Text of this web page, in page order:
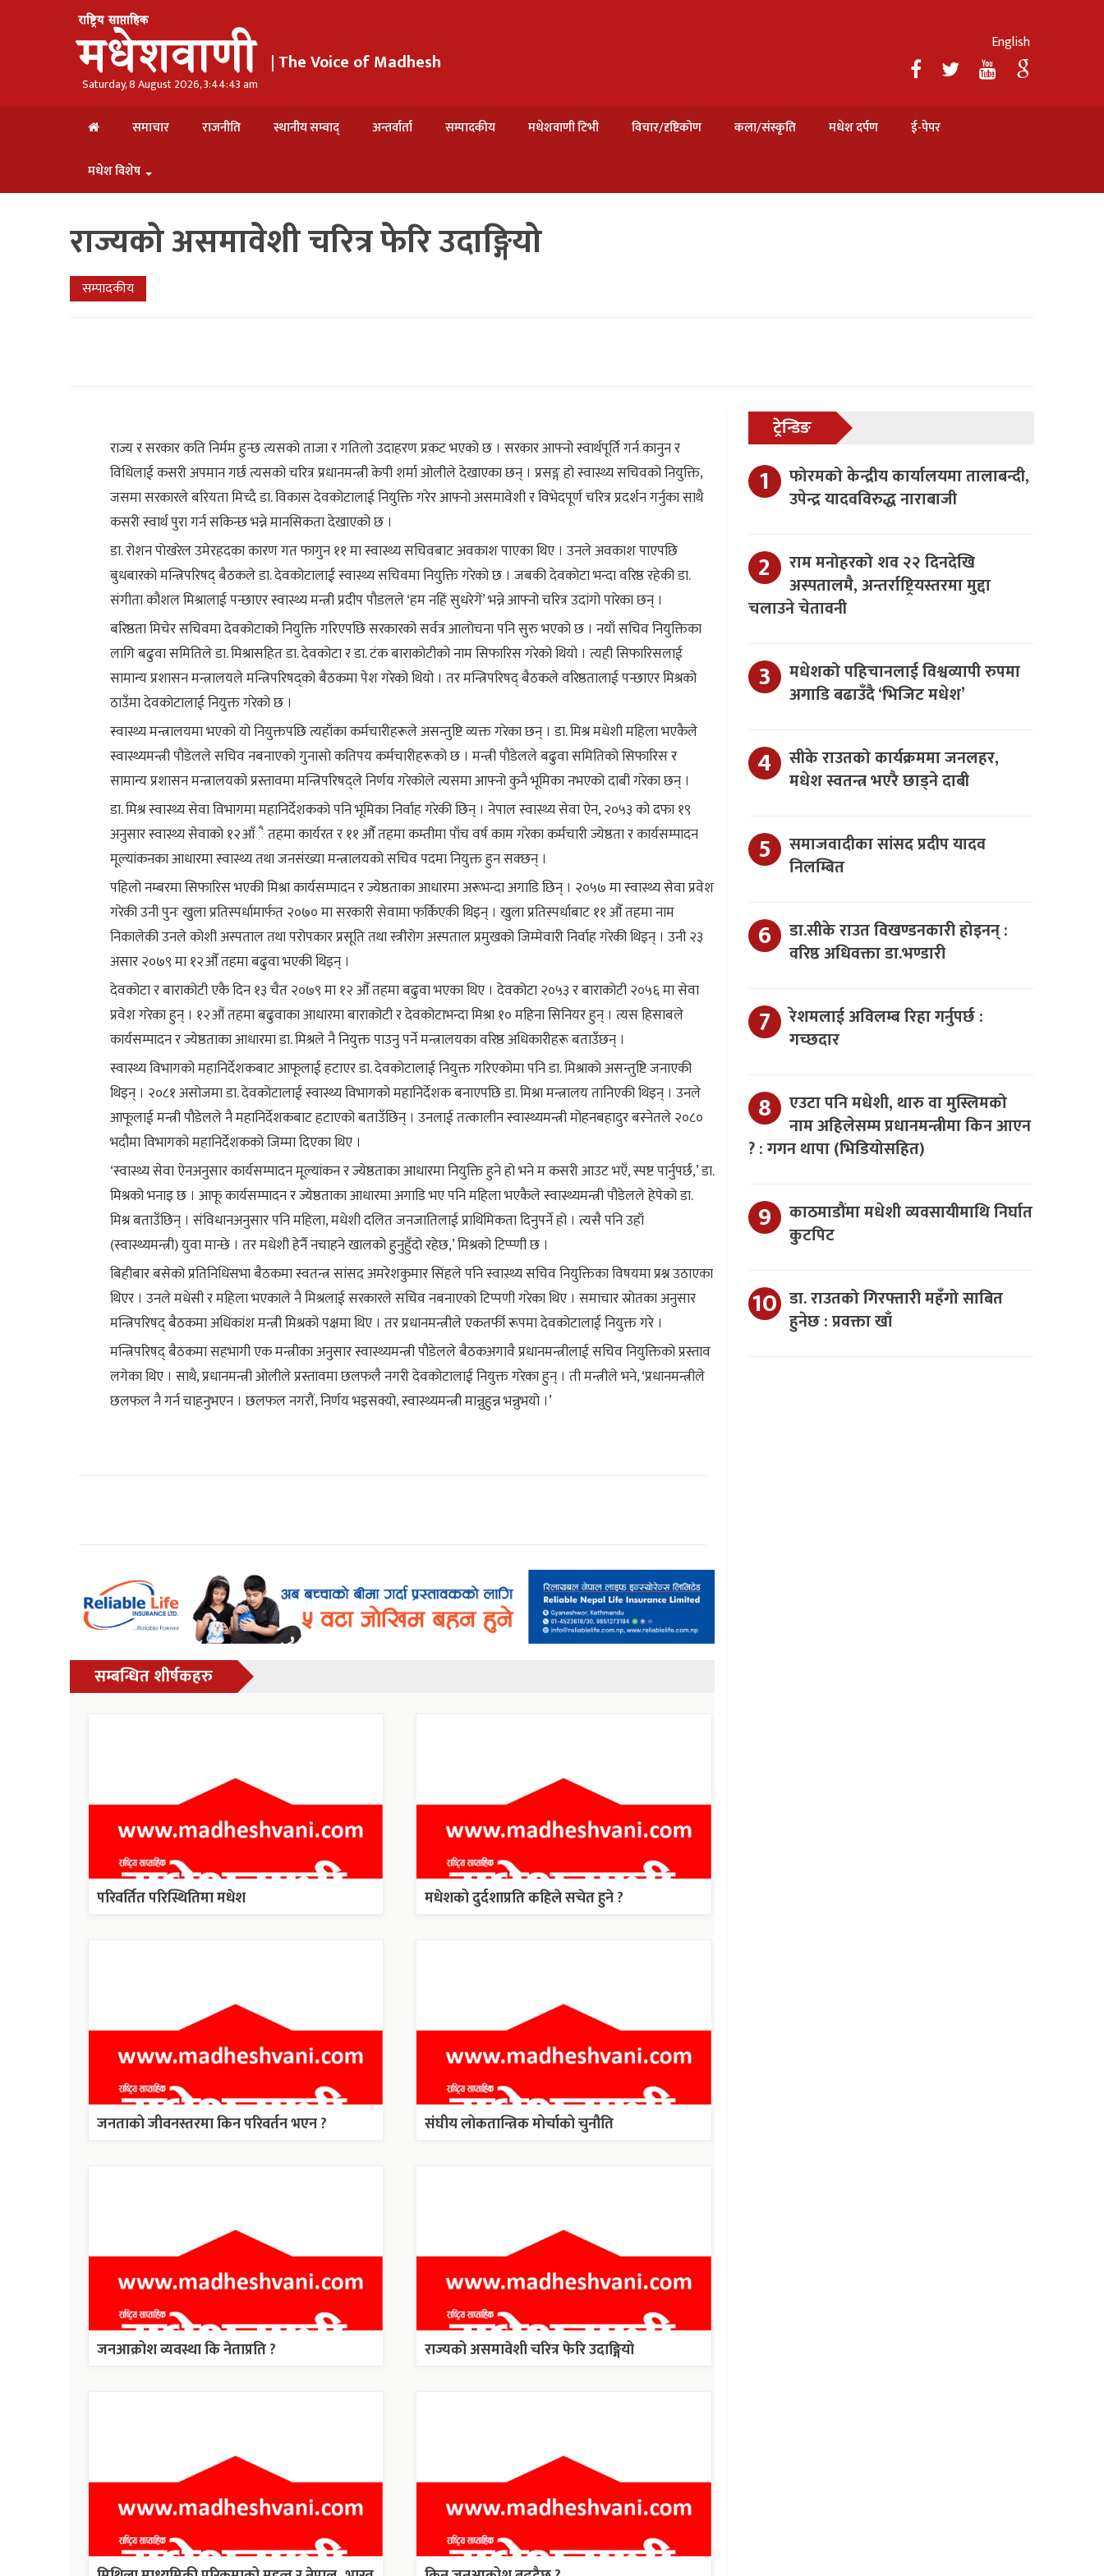
| The Voice of Madhesh
Saturday, 8 August 2026, 3:44:43 am
English
समाचार राजनीति स्थानीय सम्वाद् अन्तर्वार्ता सम्पादकीय मधेशवाणी टिभी विचार/दृष्टिकोण कला/संस्कृति मधेश दर्पण ई-पेपर
मधेश विशेष
राज्यको असमावेशी चरित्र फेरि उदाङ्गियो
सम्पादकीय
राज्य र सरकार कति निर्मम हुन्छ त्यसको ताजा र गतिलो उदाहरण प्रकट भएको छ । सरकार आफ्नो स्वार्थपूर्ति गर्न कानुन र
विधिलाई कसरी अपमान गर्छ त्यसको चरित्र प्रधानमन्त्री केपी शर्मा ओलीले देखाएका छन् । प्रसङ्ग हो स्वास्थ्य सचिवको नियुक्ति,
जसमा सरकारले बरियता मिच्दै डा. विकास देवकोटालाई नियुक्ति गरेर आफ्नो असमावेशी र विभेदपूर्ण चरित्र प्रदर्शन गर्नुका साथै
कसरी स्वार्थ पुरा गर्न सकिन्छ भन्ने मानसिकता देखाएको छ ।
डा. रोशन पोखरेल उमेरहदका कारण गत फागुन ११ मा स्वास्थ्य सचिवबाट अवकाश पाएका थिए । उनले अवकाश पाएपछि
बुधबारको मन्त्रिपरिषद् बैठकले डा. देवकोटालाई स्वास्थ्य सचिवमा नियुक्ति गरेको छ । जबकी देवकोटा भन्दा वरिष्ठ रहेकी डा.
संगीता कौशल मिश्रालाई पन्छाएर स्वास्थ्य मन्त्री प्रदीप पौडलले ‘हम नहिं सुधरेगें’ भन्ने आफ्नो चरित्र उदांगो पारेका छन् ।
बरिष्ठता मिचेर सचिवमा देवकोटाको नियुक्ति गरिएपछि सरकारको सर्वत्र आलोचना पनि सुरु भएको छ । नयाँ सचिव नियुक्तिका
लागि बढुवा समितिले डा. मिश्रासहित डा. देवकोटा र डा. टंक बाराकोटीको नाम सिफारिस गरेको थियो । त्यही सिफारिसलाई
सामान्य प्रशासन मन्त्रालयले मन्त्रिपरिषद्को बैठकमा पेश गरेको थियो । तर मन्त्रिपरिषद् बैठकले वरिष्ठतालाई पन्छाएर मिश्रको
ठाउँमा देवकोटालाई नियुक्त गरेको छ ।
स्वास्थ्य मन्त्रालयमा भएको यो नियुक्तपछि त्यहाँका कर्मचारीहरूले असन्तुष्टि व्यक्त गरेका छन् । डा. मिश्र मधेशी महिला भएकैले
स्वास्थ्यमन्त्री पौडेलले सचिव नबनाएको गुनासो कतिपय कर्मचारीहरूको छ । मन्त्री पौडेलले बढुवा समितिको सिफारिस र
सामान्य प्रशासन मन्त्रालयको प्रस्तावमा मन्त्रिपरिषद्ले निर्णय गरेकोले त्यसमा आफ्नो कुनै भूमिका नभएको दाबी गरेका छन् ।
डा. मिश्र स्वास्थ्य सेवा विभागमा महानिर्देशकको पनि भूमिका निर्वाह गरेकी छिन् । नेपाल स्वास्थ्य सेवा ऐन, २०५३ को दफा १९
अनुसार स्वास्थ्य सेवाको १२आँै तहमा कार्यरत र ११ औँ तहमा कम्तीमा पाँच वर्ष काम गरेका कर्मचारी ज्येष्ठता र कार्यसम्पादन
मूल्यांकनका आधारमा स्वास्थ्य तथा जनसंख्या मन्त्रालयको सचिव पदमा नियुक्त हुन सक्छन् ।
पहिलो नम्बरमा सिफारिस भएकी मिश्रा कार्यसम्पादन र ज्येष्ठताका आधारमा अरूभन्दा अगाडि छिन् । २०५७ मा स्वास्थ्य सेवा प्रवेश
गरेकी उनी पुनः खुला प्रतिस्पर्धामार्फत २०७० मा सरकारी सेवामा फर्किएकी थिइन् । खुला प्रतिस्पर्धाबाट ११ औँ तहमा नाम
निकालेकी उनले कोशी अस्पताल तथा परोपकार प्रसूति तथा स्त्रीरोग अस्पताल प्रमुखको जिम्मेवारी निर्वाह गरेकी थिइन् । उनी २३
असार २०७९ मा १२औँ तहमा बढुवा भएकी थिइन् ।
देवकोटा र बाराकोटी एकै दिन १३ चैत २०७९ मा १२ औँ तहमा बढुवा भएका थिए । देवकोटा २०५३ र बाराकोटी २०५६ मा सेवा
प्रवेश गरेका हुन् । १२औं तहमा बढुवाका आधारमा बाराकोटी र देवकोटाभन्दा मिश्रा १० महिना सिनियर हुन् । त्यस हिसाबले
कार्यसम्पादन र ज्येष्ठताका आधारमा डा. मिश्रले नै नियुक्त पाउनु पर्ने मन्त्रालयका वरिष्ठ अधिकारीहरू बताउँछन् ।
स्वास्थ्य विभागको महानिर्देशकबाट आफूलाई हटाएर डा. देवकोटालाई नियुक्त गरिएकोमा पनि डा. मिश्राको असन्तुष्टि जनाएकी
थिइन् । २०८१ असोजमा डा. देवकोटालाई स्वास्थ्य विभागको महानिर्देशक बनाएपछि डा. मिश्रा मन्त्रालय तानिएकी थिइन् । उनले
आफूलाई मन्त्री पौडेलले नै महानिर्देशकबाट हटाएको बताउँछिन् । उनलाई तत्कालीन स्वास्थ्यमन्त्री मोहनबहादुर बस्नेतले २०८०
भदौमा विभागको महानिर्देशकको जिम्मा दिएका थिए ।
‘स्वास्थ्य सेवा ऐनअनुसार कार्यसम्पादन मूल्यांकन र ज्येष्ठताका आधारमा नियुक्ति हुने हो भने म कसरी आउट भएँ, स्पष्ट पार्नुपर्छ,’ डा.
मिश्रको भनाइ छ । आफू कार्यसम्पादन र ज्येष्ठताका आधारमा अगाडि भए पनि महिला भएकैले स्वास्थ्यमन्त्री पौडेलले हेपेको डा.
मिश्र बताउँछिन् । संविधानअनुसार पनि महिला, मधेशी दलित जनजातिलाई प्राथिमिकता दिनुपर्ने हो । त्यसै पनि उहाँ
(स्वास्थ्यमन्त्री) युवा मान्छे । तर मधेशी हेर्नै नचाहने खालको हुनुहुँदो रहेछ,’ मिश्रको टिप्प्णी छ ।
बिहीबार बसेको प्रतिनिधिसभा बैठकमा स्वतन्त्र सांसद अमरेशकुमार सिंहले पनि स्वास्थ्य सचिव नियुक्तिका विषयमा प्रश्न उठाएका
थिएर । उनले मधेसी र महिला भएकाले नै मिश्रलाई सरकारले सचिव नबनाएको टिप्पणी गरेका थिए । समाचार स्रोतका अनुसार
मन्त्रिपरिषद् बैठकमा अधिकांश मन्त्री मिश्रको पक्षमा थिए । तर प्रधानमन्त्रीले एकतर्फी रूपमा देवकोटालाई नियुक्त गरे ।
मन्त्रिपरिषद् बैठकमा सहभागी एक मन्त्रीका अनुसार स्वास्थ्यमन्त्री पौडेलले बैठकअगावै प्रधानमन्त्रीलाई सचिव नियुक्तिको प्रस्ताव
लगेका थिए । साथै, प्रधानमन्त्री ओलीले प्रस्तावमा छलफलै नगरी देवकोटालाई नियुक्त गरेका हुन् । ती मन्त्रीले भने, ‘प्रधानमन्त्रीले
छलफल नै गर्न चाहनुभएन । छलफल नगरौं, निर्णय भइसक्यो, स्वास्थ्यमन्त्री मान्नुहुन्न भन्नुभयो ।’
सम्बन्धित शीर्षकहरु
परिवर्तित परिस्थितिमा मधेश मधेशको दुर्दशाप्रति कहिले सचेत हुने ?
जनताको जीवनस्तरमा किन परिवर्तन भएन ? संघीय लोकतान्त्रिक मोर्चाको चुनौति
जनआक्रोश व्यवस्था कि नेताप्रति ? राज्यको असमावेशी चरित्र फेरि उदाङ्गियो
ट्रेन्डिङ
फोरमको केन्द्रीय कार्यालयमा तालाबन्दी,
उपेन्द्र यादवविरुद्ध नाराबाजी
राम मनोहरको शव २२ दिनदेखि
अस्पतालमै, अन्तर्राष्ट्रियस्तरमा मुद्दा
चलाउने चेतावनी
मधेशको पहिचानलाई विश्वव्यापी रुपमा
अगाडि बढाउँदै ‘भिजिट मधेश’
सीके राउतको कार्यक्रममा जनलहर,
मधेश स्वतन्त्र भएरै छाड्ने दाबी
समाजवादीका सांसद प्रदीप यादव
निलम्बित
डा.सीके राउत विखण्डनकारी होइनन् :
वरिष्ठ अधिवक्ता डा.भण्डारी
रेशमलाई अविलम्ब रिहा गर्नुपर्छ :
गच्छदार
एउटा पनि मधेशी, थारु वा मुस्लिमको
नाम अहिलेसम्म प्रधानमन्त्रीमा किन आएन
? : गगन थापा (भिडियोसहित)
काठमाडौंमा मधेशी व्यवसायीमाथि निर्घात
कुटपिट
डा. राउतको गिरफ्तारी महँगो साबित
हुनेछ : प्रवक्ता खाँ